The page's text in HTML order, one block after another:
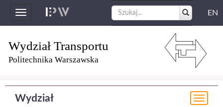
Toggle
navigation
EN
Wydział Transportu
Politechnika Warszawska
Wydział